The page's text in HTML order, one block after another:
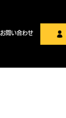
お問い合わせ